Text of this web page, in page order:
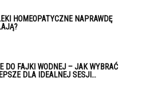
HOMEOPATYCZNE NAPRAWDĘ
DO FAJKI WODNEJ – JAK WYBRAĆ
DLA IDEALNEJ SESJI...